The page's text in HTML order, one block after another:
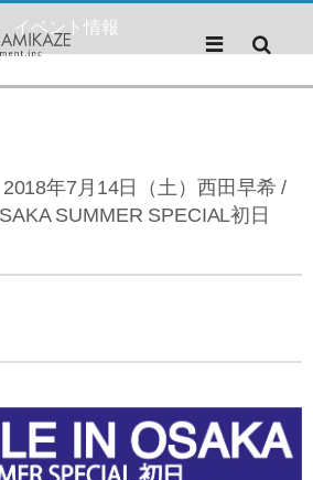
イベント情報
2018年7月14日（土）西田早希 /
SUMMER SPECIAL初日